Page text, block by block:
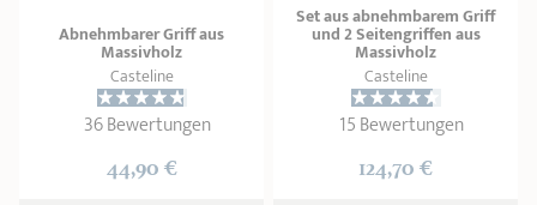
Abnehmbarer Griff aus
Massivholz
Casteline
36 Bewertungen
44,90 €
Set aus abnehmbarem Griff
und 2 Seitengriffen aus
Massivholz
Casteline
15 Bewertungen
124,70 €